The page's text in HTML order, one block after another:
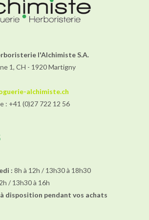
l'Alchimiste S.A.
1, CH - 1920 Martigny
alchimiste.ch
: +41 (0)27 722 12 56
: 8h à 12h / 13h30 à 18h30
/ 13h30 à 16h
disposition pendant vos achats